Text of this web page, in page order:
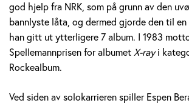
r
a
n
e
god hjelp fra NRK, som på grunn av den
bannlyste låta, og dermed gjorde den til en
han gitt ut ytterligere 7 album. I 1983
Spellemannprisen for albumetX-rayi
Rockealbum.
Ved siden av solokarrieren spiller Espen